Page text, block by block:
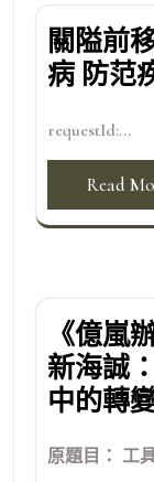
關隘前
病 防范
requestId:...
Read
《億嵐
新海誠
中的轉
原題目： 工